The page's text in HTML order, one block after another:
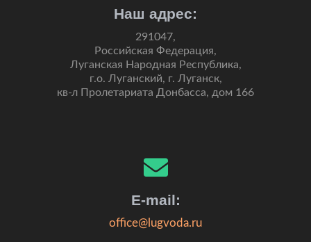
Наш адрес:
291047,
Российская Федерация,
Луганская Народная Республика,
г.о. Луганский, г. Луганск,
кв-л Пролетариата Донбасса, дом 166
E-mail:
office@lugvoda.ru